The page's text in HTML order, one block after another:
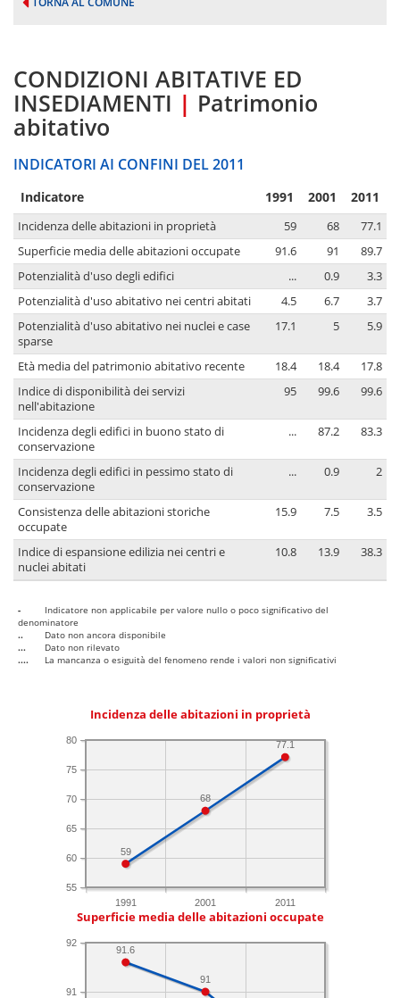
CONDIZIONI ABITATIVE ED
INSEDIAMENTI | Patrimonio
abitativo
INDICATORI AI CONFINI DEL 2011
Indicatore 1991 2001 2011
Incidenza delle abitazioni in proprietà 59 68
77.1
Superficie media delle abitazioni occupate
91.6 91
89.7
Potenzialità d'uso degli edifici
... 0.9
3.3
Potenzialità d'uso abitativo nei centri abitati
4.5 6.7
3.7
Potenzialità d'uso abitativo nei nuclei e case
sparse
17.1 5 5.9
Età media del patrimonio abitativo recente 18.4 18.4
17.8
Indice di disponibilità dei servizi
nell'abitazione
95 99.6 99.6
Incidenza degli edifici in buono stato di
conservazione
... 87.2 83.3
Incidenza degli edifici in pessimo stato di
conservazione
... 0.9 2
Consistenza delle abitazioni storiche
occupate
15.9 7.5 3.5
Indice di espansione edilizia nei centri e
nuclei abitati
10.8 13.9 38.3
-
Indicatore non applicabile per valore nullo o poco significativo del
denominatore
..
Dato non ancora disponibile
...
Dato non rilevato
....
La mancanza o esiguità del fenomeno rende i valori non significativi
Incidenza delle abitazioni in proprietà
1991 2001 2011
55
60
65
70
75
80 77.1
68
59
Superficie media delle abitazioni occupate
91
92
91
91.6